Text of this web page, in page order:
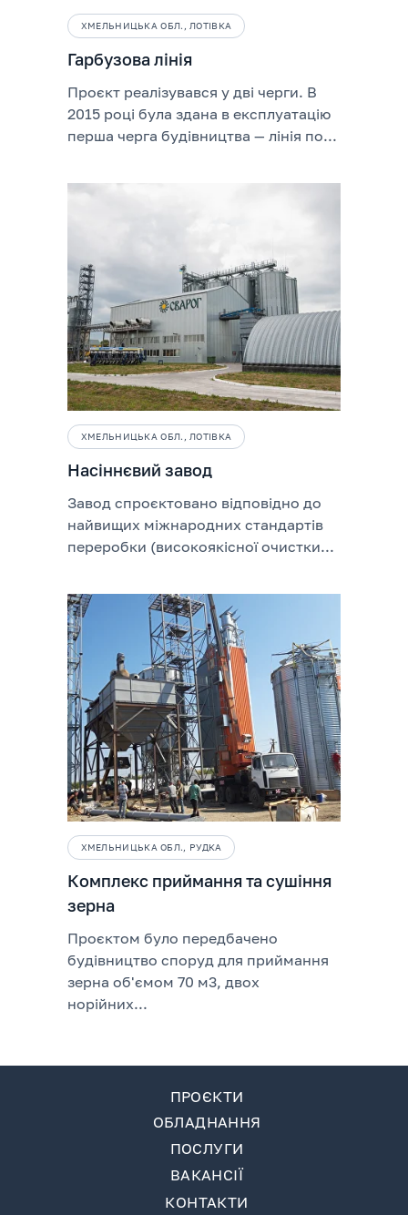
Комплекс приймання та сушіння
зерна
Проєктом було передбачено
будівництво споруд для приймання
зерна об'ємом 70 м3, двох
норійних...
ХМЕЛЬНИЦЬКА ОБЛ., РУДКА
Гарбузова лінія
Проєкт реалізувався у дві черги. В
2015 році була здана в експлуатацію
перша черга будівництва — лінія по...
ХМЕЛЬНИЦЬКА ОБЛ., ЛОТІВКА
Насіннєвий завод
Завод спроєктовано відповідно до
найвищих міжнародних стандартів
переробки (високоякісної очистки...
ХМЕЛЬНИЦЬКА ОБЛ., ЛОТІВКА
ПРОЄКТИ
ПОСЛУГИ
ВАКАНСІЇ
КОНТАКТИ
ОБЛАДНАННЯ